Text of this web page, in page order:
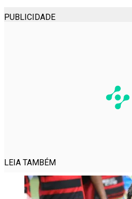
PUBLICIDADE
LEIA TAMBÉM